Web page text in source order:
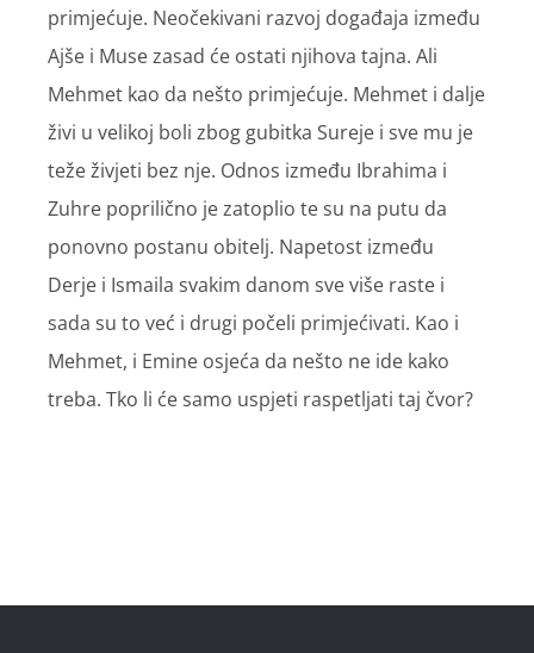
primjećuje. Neočekivani razvoj događaja između
Ajše i Muse zasad će ostati njihova tajna. Ali
Mehmet kao da nešto primjećuje. Mehmet i dalje
živi u velikoj boli zbog gubitka Sureje i sve mu je
teže živjeti bez nje. Odnos između Ibrahima i
Zuhre poprilično je zatoplio te su na putu da
ponovno postanu obitelj. Napetost između
Derje i Ismaila svakim danom sve više raste i
sada su to već i drugi počeli primjećivati. Kao i
Mehmet, i Emine osjeća da nešto ne ide kako
treba. Tko li će samo uspjeti raspetljati taj čvor?